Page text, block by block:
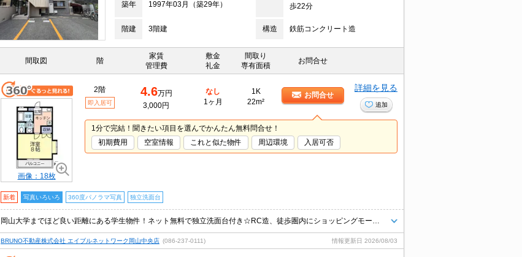
歩22分
築年 1997年03月（築29年）
階建 3階建 構造 鉄筋コンクリート造
間取図 階
家賃
管理費
敷金
礼金
間取り
専有面積
お問合せ
画像：18枚
2階
即入居可
4.6万円
3,000円
なし
1ヶ月
1K
22m²
お問合せ
詳細を見る
追加
1分で完結！聞きたい項目を選んでかんたん無料問合せ！
初期費用
空室情報 これと似た物件 周辺環境 入居可否
新着 写真いろいろ 360度パノラマ写真 独立洗面台
BRUNO不動産株式会社 エイブルネットワーク岡山中央店 (086-237-0111) 情報更新日 2026/08/03